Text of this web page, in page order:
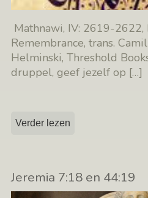
Mathnawi, IV: 2619-2622,
Remembrance, trans.
Helminski, Threshold
druppel, geef jezelf op […]
Verder lezen
Jeremia 7:18 en 44:19